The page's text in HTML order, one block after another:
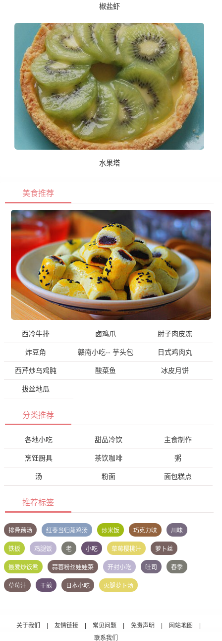
椒盐虾
水果塔
美食推荐
西冷牛排 卤鸡爪 肘子肉皮冻
炸豆角 赣南小吃-- 芋头包 日式鸡肉丸
西芹炒乌鸡肫 酸菜鱼 冰皮月饼
拔丝地瓜
分类推荐
各地小吃 甜品冷饮 主食制作
烹饪厨具 茶饮咖啡 粥
汤 粉面 面包糕点
推荐标签
排骨藕汤 红枣当归蒸鸡汤 炒米饭 巧克力味 川味
铁板 鸡腿饭 老 小吃 草莓樱桃汁 萝卜丝
最爱炒饭君 蒜蓉粉丝娃娃菜 开封小吃 吐司 春季
草莓汁 干煎 日本小吃 火腿萝卜汤
关于我们 友情链接 常见问题 免责声明 网站地图
联系我们